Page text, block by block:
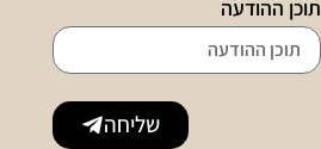
תוכן ההודעה
שליחה